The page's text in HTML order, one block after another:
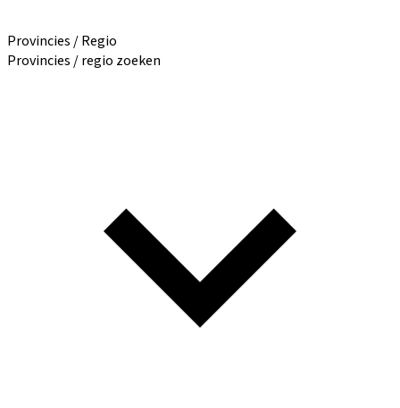
Provincies / Regio
Provincies / regio zoeken